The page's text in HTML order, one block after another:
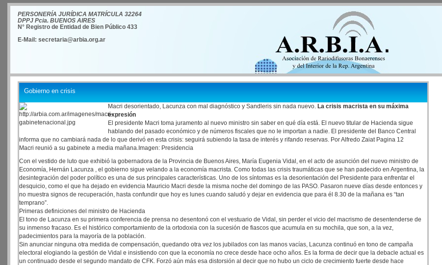
PERSONERÍA JURÍDICA MATRÍCULA 32264
DPPJ Pcia. BUENOS AIRES
N° Registro de Entidad de Bien Público 433
E-Mail: secretaria@arbia.org.ar
Gobierno en crisis
Macri desorientado, Lacunza con mal diagnóstico y Sandleris sin nada nuevo. La crisis macrista en su máxima
expresión
El presidente Macri toma juramento al nuevo ministro sin saber en qué día está. El nuevo titular de Hacienda sigue
hablando del pasado económico y de números fiscales que no le importan a nadie. El presidente del Banco Central
informa que no cambiará nada de lo que derivó en esta crisis: seguirá subiendo la tasa de interés y rifando reservas. Por Alfredo Zaiat Pagina 12
Macri reunió a su gabinete a media mañana.Imagen: Presidencia
Con el vestido de luto que exhibió la gobernadora de la Provincia de Buenos Aires, María Eugenia Vidal, en el acto de asunción del nuevo ministro de
Economía, Hernán Lacunza , el gobierno sigue velando a la economía macrista. Como todas las crisis traumáticas que se han padecido en Argentina, la
desintegración del poder político es una de sus principales características. Uno de los síntomas es la desorientación del Presidente para enfrentar el
desquicio, como el que ha dejado en evidencia Mauricio Macri desde la misma noche del domingo de las PASO. Pasaron nueve días desde entonces y
no muestra signos de recuperación, hasta confundir que hoy es lunes cuando saludó y dejar en evidencia que para él 8.30 de la mañana es “tan
temprano”.
Primeras definiciones del ministro de Hacienda
El tono de Lacunza en su primera conferencia de prensa no desentonó con el vestuario de Vidal, sin perder el vicio del macrismo de desentenderse de
su inmenso fracaso. Es el histórico comportamiento de la ortodoxia con la sucesión de fiascos que acumula en su mochila, que son, a la vez,
padecimientos para la mayoría de la población.
Sin anunciar ninguna otra medida de compensación, quedando otra vez los jubilados con las manos vacías, Lacunza continuó en tono de campaña
electoral elogiando la gestión de Vidal e insistiendo con que la economía no crece desde hace ocho años. Es la forma de decir que la debacle actual es
un continuado desde el segundo mandato de CFK. Forzó aún más esa distorsión al decir que no hubo un ciclo de crecimiento fuerte desde hace